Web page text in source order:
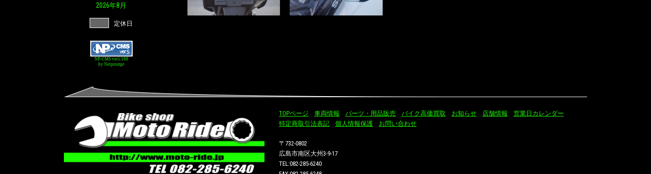
2026年8月
定休日
NP-CMS ver5.188
by Netprompt
TOPページ 車両情報 パーツ・用品販売 バイク高価買取 お知らせ 店舗情報
営業日カレンダー
特定商取引法表記
個人情報保護 お問い合わせ
〒732-0802
広島市南区大州3-9-17
TEL:082-285-6240